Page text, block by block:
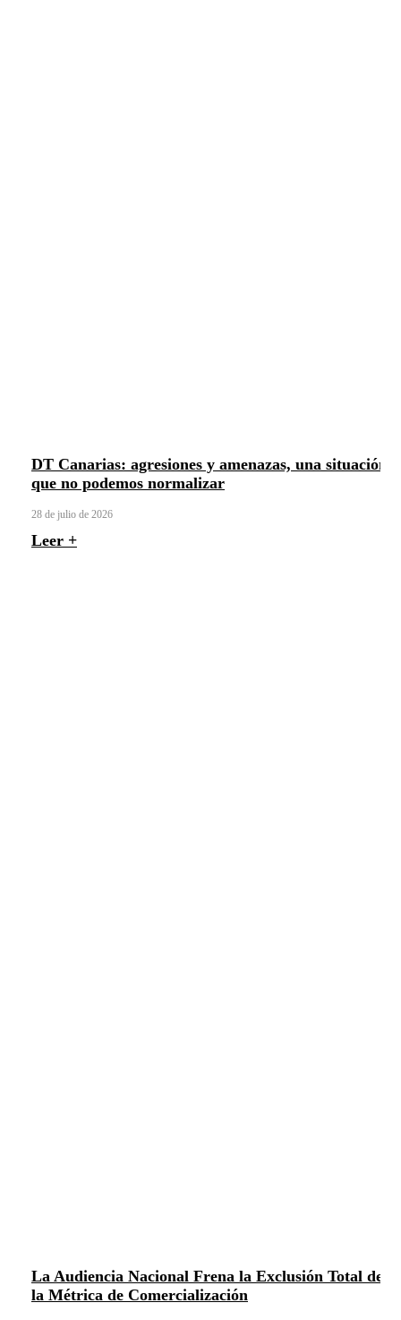
DT Canarias: agresiones y amenazas, una situación
que no podemos normalizar
28 de julio de 2026
Leer +
La Audiencia Nacional Frena la Exclusión Total de
la Métrica de Comercialización